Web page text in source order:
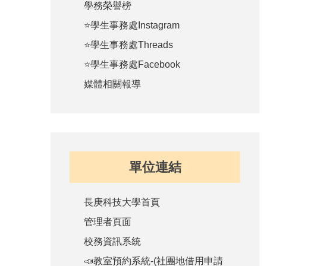
學務榮譽榜
⭐學生事務處Instagram
⭐學生事務處Threads
⭐學生事務處Facebook
媒體相關報導
單位連結
長庚科技大學首頁
管理者頁面
校務資訊系統
📣教室預約系統-(社團地借用申請